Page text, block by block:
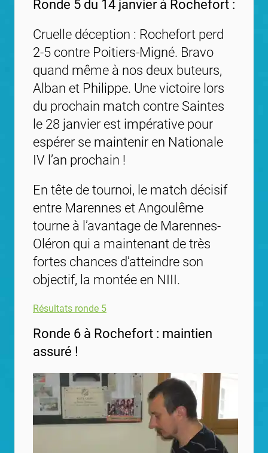
Ronde 5 du 14 janvier à Rochefort :
Cruelle déception : Rochefort perd
2-5 contre Poitiers-Migné. Bravo
quand même à nos deux buteurs,
Alban et Philippe. Une victoire lors
du prochain match contre Saintes
le 28 janvier est impérative pour
espérer se maintenir en Nationale
IV l’an prochain !
En tête de tournoi, le match décisif
entre Marennes et Angoulême
tourne à l’avantage de Marennes-
Oléron qui a maintenant de très
fortes chances d’atteindre son
objectif, la montée en NIII.
Résultats ronde 5
Ronde 6 à Rochefort : maintien
assuré !